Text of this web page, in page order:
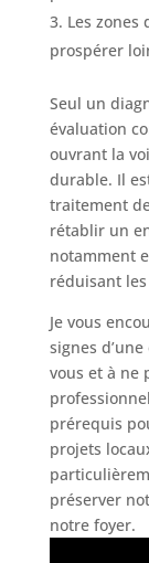
Les
prospérer
Seul un
évaluation
ouvrant la
durable. Il
traitement
rétablir un
notamment
réduisant
Je vous
signes
vous et à ne
prérequis
projets
préserver
notre foyer.